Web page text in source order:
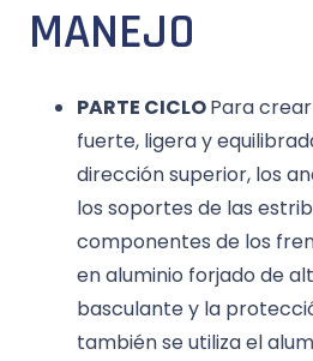
MANEJO
PARTE CICLOPara
fuerte, ligera y
dirección superior, los
los soportes de las
componentes de los
en aluminio forjado de
basculante y la
también se utiliza el